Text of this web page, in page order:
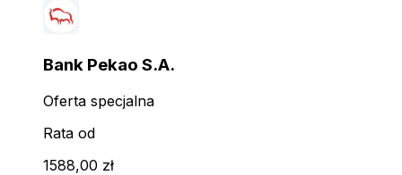
Bank Pekao S.A.
Oferta specjalna
Rata od
1588,00 zł